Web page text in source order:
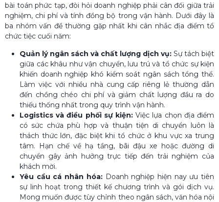
bài toán phức tạp, đòi hỏi doanh nghiệp phải cân đối giữa trải
nghiệm, chi phí và tính đồng bộ trong vận hành. Dưới đây là
ba nhóm vấn đề thường gặp nhất khi cân nhắc địa điểm tổ
chức tiệc cuối năm:
Quản lý ngân sách và chất lượng dịch vụ: Sự tách biệt
giữa các khâu như vận chuyển, lưu trú và tổ chức sự kiện
khiến doanh nghiệp khó kiểm soát ngân sách tổng thể.
Làm việc với nhiều nhà cung cấp riêng lẻ thường dẫn
đến chồng chéo chi phí và giảm chất lượng đầu ra do
thiếu thống nhất trong quy trình vận hành.
Logistics và điều phối sự kiện: Việc lựa chọn địa điểm
có sức chứa phù hợp và thuận tiện di chuyển luôn là
thách thức lớn, đặc biệt khi tổ chức ở khu vực xa trung
tâm. Hạn chế về hạ tầng, bãi đậu xe hoặc đường di
chuyển gây ảnh hưởng trực tiếp đến trải nghiệm của
khách mời.
Yêu cầu cá nhân hóa: Doanh nghiệp hiện nay ưu tiên
sự linh hoạt trong thiết kế chương trình và gói dịch vụ.
Mong muốn được tùy chỉnh theo ngân sách, văn hóa nội